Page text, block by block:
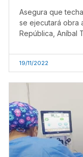
Asegura que
se ejecutará obra
República, Aníbal
19/11/2022